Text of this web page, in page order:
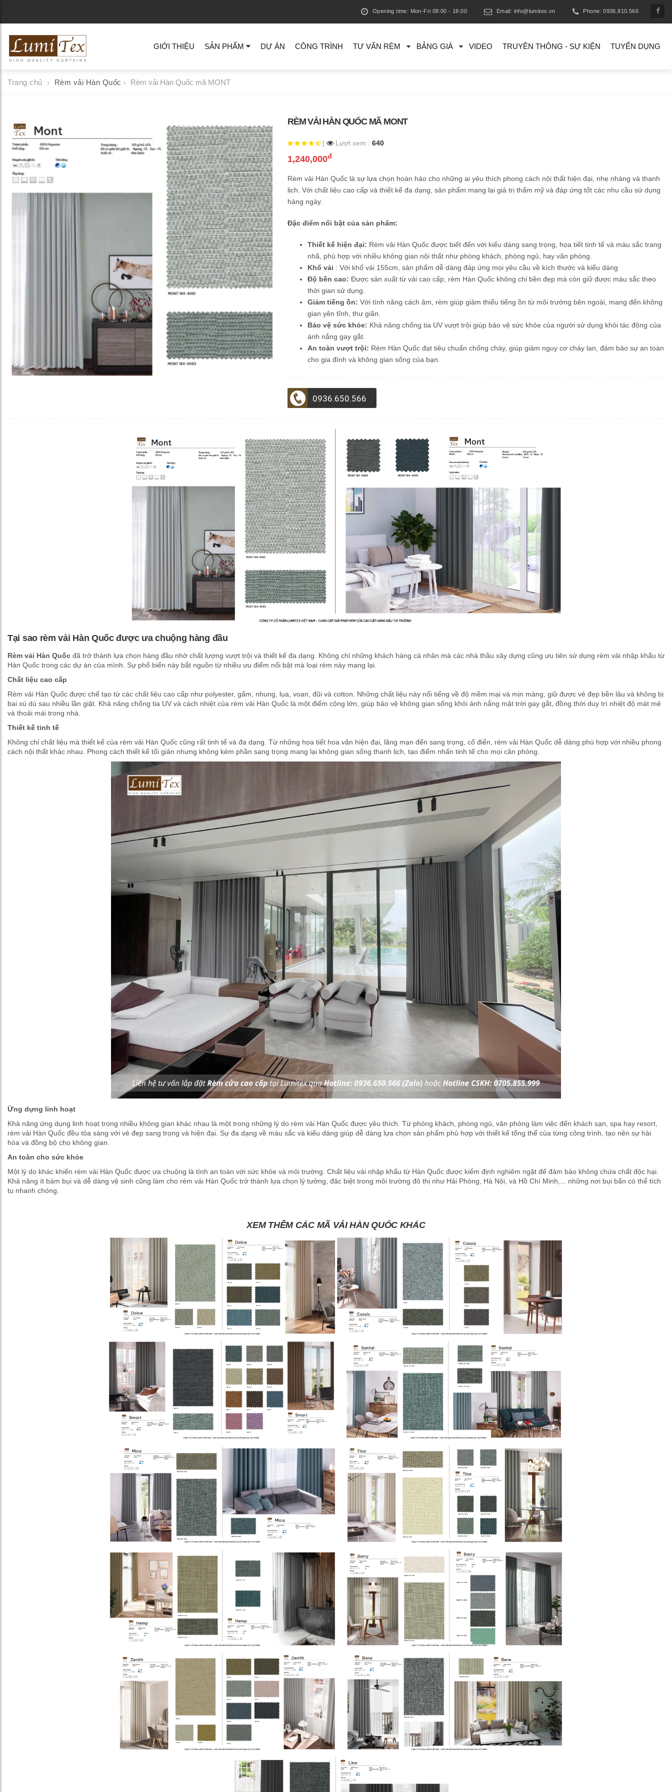
Opening time: Mon-Fri 08:00 - 18:00 Email: info@lumitex.vn Phone: 0936.810.566
GIỚI THIỆU SẢN PHẨM DỰ ÁN CÔNG TRÌNH TƯ VẤN RÈM BẢNG GIÁ VIDEO TRUYỀN THÔNG - SỰ KIỆN TUYỂN DỤNG
Trang chủ Rèm vải Hàn Quốc Rèm vải Hàn Quốc mã MONT
RÈM VẢI HÀN QUỐC MÃ MONT
| Lượt xem : 640
1,240,000đ
Rèm vải Hàn Quốc là sự lựa chọn hoàn hảo cho những ai yêu thích phong cách nội thất hiện đại, nhẹ nhàng và thanh
lịch. Với chất liệu cao cấp và thiết kế đa dạng, sản phẩm mang lại giá trị thẩm mỹ và đáp ứng tốt các nhu cầu sử dụng
hàng ngày.
Đặc điểm nổi bật của sản phẩm:
Thiết kế hiện đại: Rèm vải Hàn Quốc được biết đến với kiểu dáng sang trọng, họa tiết tinh tế và màu sắc trang
nhã, phù hợp với nhiều không gian nội thất như phòng khách, phòng ngủ, hay văn phòng.
Khổ vải : Với khổ vải 155cm, sản phẩm dễ dàng đáp ứng mọi yêu cầu về kích thước và kiểu dáng
Độ bền cao: Được sản xuất từ vải cao cấp, rèm Hàn Quốc không chỉ bền đẹp mà còn giữ được màu sắc theo
thời gian sử dụng.
Giảm tiếng ồn: Với tính năng cách âm, rèm giúp giảm thiểu tiếng ồn từ môi trường bên ngoài, mang đến không
gian yên tĩnh, thư giãn.
Bảo vệ sức khỏe: Khả năng chống tia UV vượt trội giúp bảo vệ sức khỏe của người sử dụng khỏi tác động của
ánh nắng gay gắt.
An toàn vượt trội: Rèm Hàn Quốc đạt tiêu chuẩn chống cháy, giúp giảm nguy cơ cháy lan, đảm bảo sự an toàn
cho gia đình và không gian sống của bạn.
0936.650.566
Tại sao rèm vải Hàn Quốc được ưa chuộng hàng đầu
Rèm vải Hàn Quốc đã trở thành lựa chọn hàng đầu nhờ chất lượng vượt trội và thiết kế đa dạng. Không chỉ những khách hàng cá nhân mà các nhà thầu xây dựng cũng ưu tiên sử dụng rèm vải nhập khẩu từ
Hàn Quốc trong các dự án của mình. Sự phổ biến này bắt nguồn từ nhiều ưu điểm nổi bật mà loại rèm này mang lại.
Chất liệu cao cấp
Rèm vải Hàn Quốc được chế tạo từ các chất liệu cao cấp như polyester, gấm, nhung, lụa, voan, đũi và cotton. Những chất liệu này nổi tiếng về độ mềm mại và mịn màng, giữ được vẻ đẹp bền lâu và không bị
bai xù dù sau nhiều lần giặt. Khả năng chống tia UV và cách nhiệt của rèm vải Hàn Quốc là một điểm cộng lớn, giúp bảo vệ không gian sống khỏi ánh nắng mặt trời gay gắt, đồng thời duy trì nhiệt độ mát mẻ
và thoải mái trong nhà.
Thiết kế tinh tế
Không chỉ chất liệu mà thiết kế của rèm vải Hàn Quốc cũng rất tinh tế và đa dạng. Từ những họa tiết hoa văn hiện đại, lãng mạn đến sang trọng, cổ điển, rèm vải Hàn Quốc dễ dàng phù hợp với nhiều phong
cách nội thất khác nhau. Phong cách thiết kế tối giản nhưng không kém phần sang trọng mang lại không gian sống thanh lịch, tạo điểm nhấn tinh tế cho mọi căn phòng.
Ứng dựng linh hoạt
Khả năng ứng dụng linh hoạt trong nhiều không gian khác nhau là một trong những lý do rèm vải Hàn Quốc được yêu thích. Từ phòng khách, phòng ngủ, văn phòng làm việc đến khách sạn, spa hay resort,
rèm vải Hàn Quốc đều tỏa sáng với vẻ đẹp sang trọng và hiện đại. Sự đa dạng về màu sắc và kiểu dáng giúp dễ dàng lựa chọn sản phẩm phù hợp với thiết kế tổng thể của từng công trình, tạo nên sự hài
hòa và đồng bộ cho không gian.
An toàn cho sức khỏe
Một lý do khác khiến rèm vải Hàn Quốc được ưa chuộng là tính an toàn với sức khỏe và môi trường. Chất liệu vải nhập khẩu từ Hàn Quốc được kiểm định nghiêm ngặt để đảm bảo không chứa chất độc hại.
Khả năng ít bám bụi và dễ dàng vệ sinh cũng làm cho rèm vải Hàn Quốc trở thành lựa chọn lý tưởng, đặc biệt trong môi trường đô thị như Hải Phòng, Hà Nội, và Hồ Chí Minh,... những nơi bụi bẩn có thể tích
tụ nhanh chóng.
XEM THÊM CÁC MÃ VẢI HÀN QUỐC KHÁC